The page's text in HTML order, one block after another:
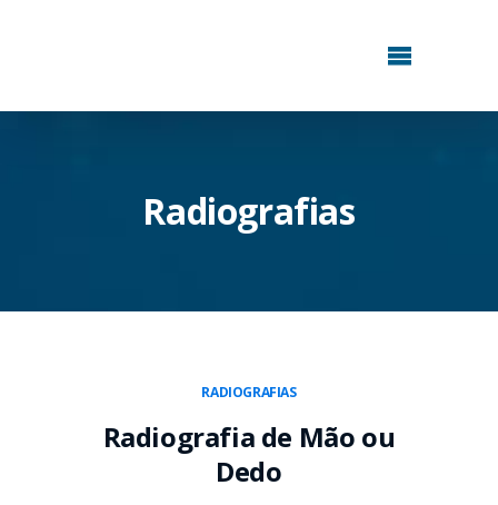
Radiografias
RADIOGRAFIAS
Radiografia de Mão ou
Dedo